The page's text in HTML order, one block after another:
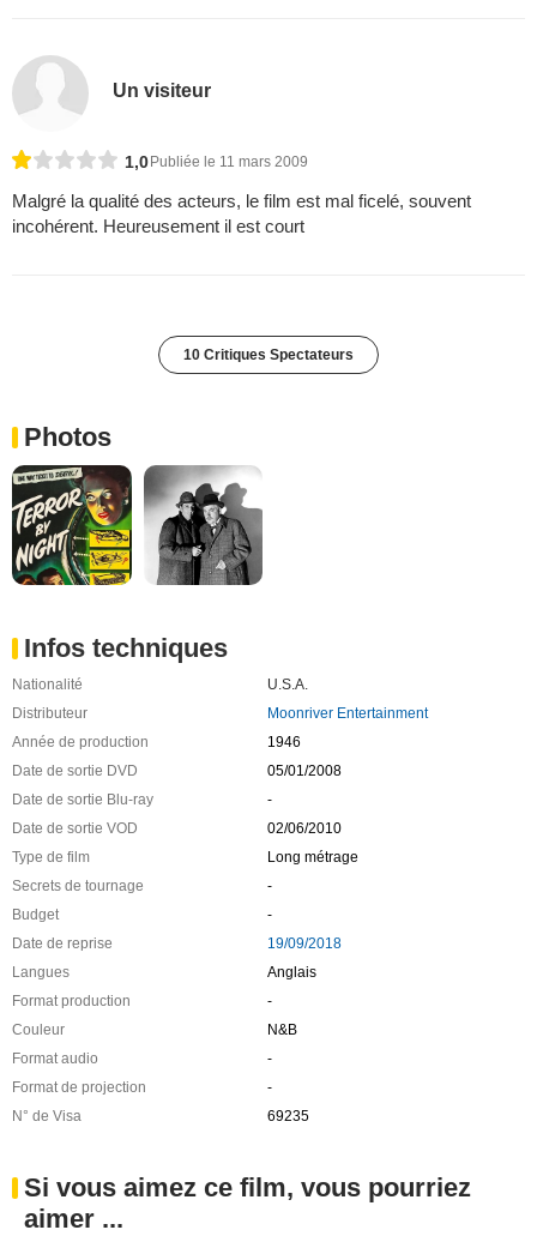
Un visiteur
1,0 Publiée le 11 mars 2009
Malgré la qualité des acteurs, le film est mal ficelé, souvent
incohérent. Heureusement il est court
10 Critiques Spectateurs
Photos
Infos techniques
Nationalité
U.S.A.
Distributeur
Moonriver Entertainment
Année de production
1946
Date de sortie DVD
05/01/2008
Date de sortie Blu-ray
-
Date de sortie VOD
02/06/2010
Type de film
Long métrage
Secrets de tournage
-
Budget
-
Date de reprise
19/09/2018
Langues
Anglais
Format production
-
Couleur
N&B
Format audio
-
Format de projection
-
N° de Visa
69235
Si vous aimez ce film, vous pourriez
aimer ...